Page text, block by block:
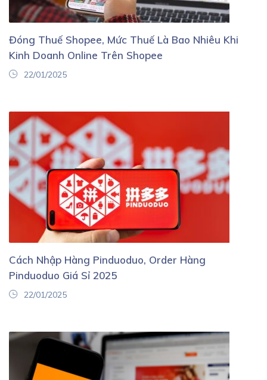
Đóng Thuế Shopee, Mức Thuế Là Bao Nhiêu Khi
Kinh Doanh Online Trên Shopee
22/01/2025
Cách Nhập Hàng Pinduoduo, Order Hàng
Pinduoduo Giá Sỉ 2025
22/01/2025